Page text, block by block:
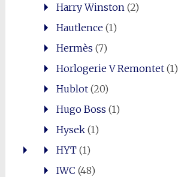
Harry Winston (2)
Hautlence(1)
Hermès (7)
Horlogerie V Remontet(1)
Hublot(20)
Hugo Boss (1)
Hysek(1)
HYT(1)
IWC (48)